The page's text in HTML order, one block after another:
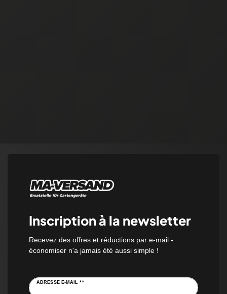
Inscription à la newsletter
Recevez des offres et réductions par e-mail -
économiser n'a jamais été aussi simple !
ADRESSE E-MAIL **